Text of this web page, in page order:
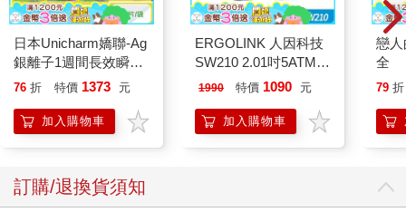
日本Unicharm嬌聯-Ag
銀離子1週間長效瞬吸
乾爽寵物消臭大師貓尿
防滲漏貓尿布/可觀察
尿色貓潔墊補充包/本
76 折 特價 1373 元
加入購物車
ERGOLINK 人因科技
SW210 2.01吋5ATM游
泳心率血氧藍牙通話腕
1990 特價 1090 元
加入購物車
戀
全
79 折
訂購/退換貨須知